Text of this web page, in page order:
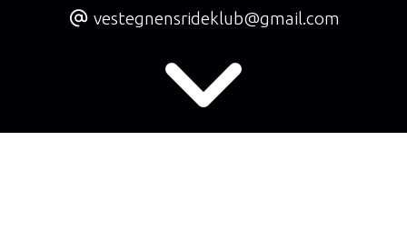
vestegnensrideklub@gmail.com